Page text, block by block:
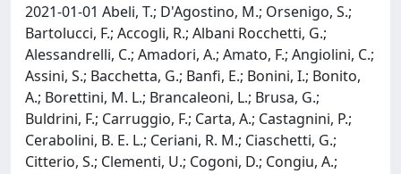
2021-01-01 Abeli, T.; D'Agostino, M.; Orsenigo, S.;
Bartolucci, F.; Accogli, R.; Albani Rocchetti, G.;
Alessandrelli, C.; Amadori, A.; Amato, F.; Angiolini, C.;
Assini, S.; Bacchetta, G.; Banfi, E.; Bonini, I.; Bonito,
A.; Borettini, M. L.; Brancaleoni, L.; Brusa, G.;
Buldrini, F.; Carruggio, F.; Carta, A.; Castagnini, P.;
Cerabolini, B. E. L.; Ceriani, R. M.; Ciaschetti, G.;
Citterio, S.; Clementi, U.; Cogoni, D.; Congiu, A.;